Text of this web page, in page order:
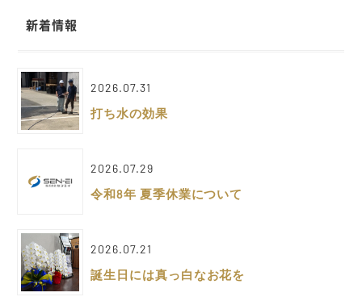
新着情報
2026.07.31
打ち水の効果
2026.07.29
令和8年 夏季休業について
2026.07.21
誕生日には真っ白なお花を